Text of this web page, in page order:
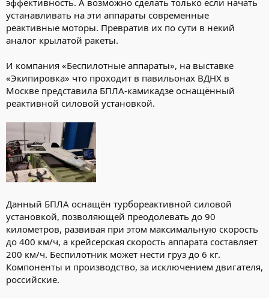
эффективность. А возможно сделать только если начать
устанавливать на эти аппараты современные
реактивные моторы. Превратив их по сути в некий
аналог крылатой ракеты.
И компания «Беспилотные аппараты», на выставке
«Экипировка» что проходит в павильонах ВДНХ в
Москве представила БПЛА-камикадзе оснащённый
реактивной силовой установкой.
Данный БПЛА оснащён турбореактивной силовой
установкой, позволяющей преодолевать до 90
километров, развивая при этом максимальную скорость
до 400 км/ч, а крейсерская скорость аппарата составляет
200 км/ч. Беспилотник может нести груз до 6 кг.
Компоненты и производство, за исключением двигателя,
российские.